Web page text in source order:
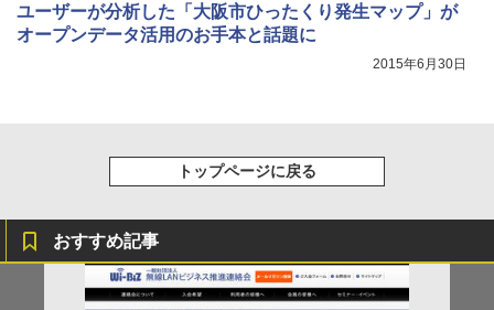
ユーザーが分析した「大阪市ひったくり発生マップ」が
オープンデータ活用のお手本と話題に
2015年6月30日
トップページに戻る
おすすめ記事